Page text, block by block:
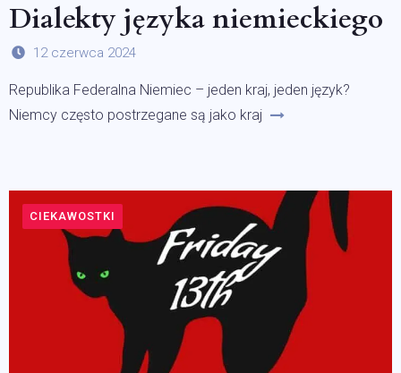
Dialekty języka niemieckiego
12 czerwca 2024
Republika Federalna Niemiec – jeden kraj, jeden język?
Niemcy często postrzegane są jako kraj
CIEKAWOSTKI